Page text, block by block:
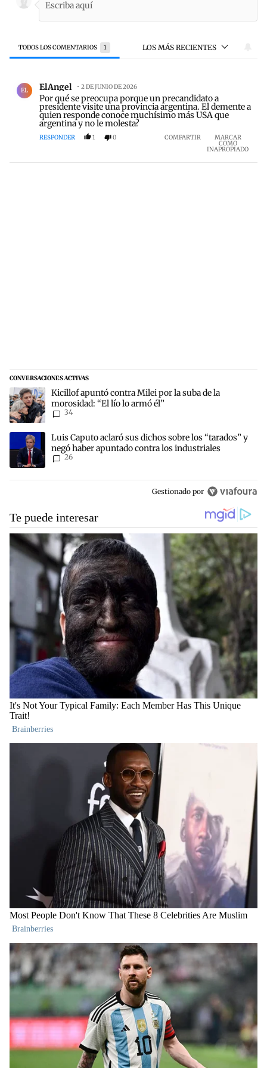
TODOS LOS COMENTARIOS 1 LOS MÁS RECIENTES
Todos los comentarios
EL ElAngel 2 DE JUNIO DE 2026
Por qué se preocupa porque un precandidato a
presidente visite una provincia argentina. El demente a
quien responde conoce muchísimo más USA que
argentina y no le molesta?
RESPONDER 1 0 COMPARTIR MARCAR
COMO
INAPROPIADO
CONVERSACIONES ACTIVAS
Este listado muestra los artículos con más comentarios en los
Un artículo de tendencia con el título "Kicillof apuntó contra Milei
Kicillof apuntó contra Milei por la suba de la
morosidad: “El lío lo armó él”
34
Un artículo de tendencia con el título "Luis Caputo aclaró sus
Luis Caputo aclaró sus dichos sobre los “tarados” y
negó haber apuntado contra los industriales
26
Gestionado por